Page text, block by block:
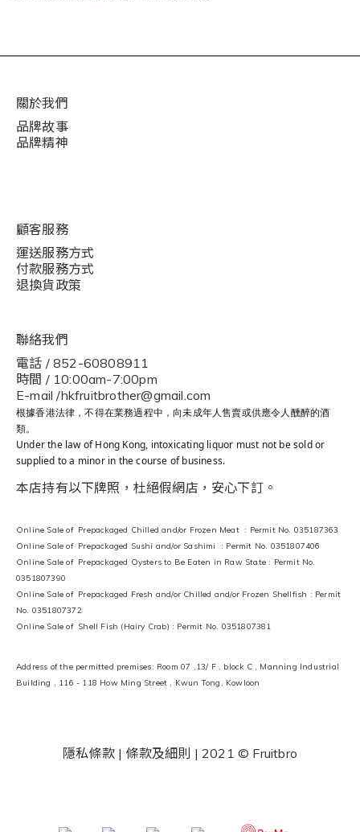
關於我們
品牌故事
品牌精神
顧客服務
運送服務方式
付款服務方式
退換貨政策
聯絡我們
電話 / 852-60808911
時間 / 10:00am-7:00pm
E-mail /hkfruitbrother@gmail.com
根據香港法律，不得在業務過程中，向未成年人售賣或供應令人醺醉的酒
類。
Under the law of Hong Kong, intoxicating liquor must not be sold or
supplied to a minor in the course of business.
本店持有以下牌照，杜絕假網店，安心下訂。
Online Sale of Prepackaged Chilled and/or Frozen Meat : Permit No. 035187363
Online Sale of Prepackaged Sushi and/or Sashimi : Permit No. 0351807406
Online Sale of Prepackaged Oysters to Be Eaten in Raw State : Permit No.
0351807390
Online Sale of Prepackaged Fresh and/or Chilled and/or Frozen Shellfish : Permit
No. 0351807372
Online Sale of Shell Fish (Hairy Crab) : Permit No. 0351807381
Address of the permitted premises: Room 07 ,13/ F , block C , Manning Industrial
Building , 116 - 118 How Ming Street , Kwun Tong, Kowloon
隱私條款 | 條款及細則 | 2021 © Fruitbro